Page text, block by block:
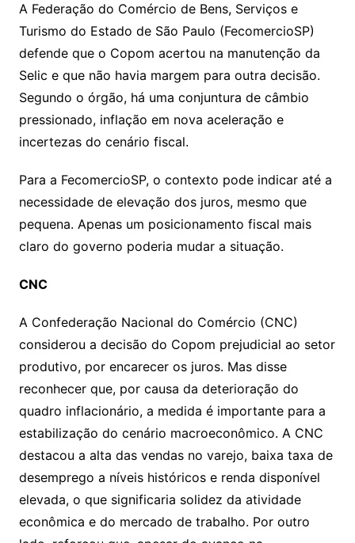
A Federação do Comércio de Bens, Serviços e
Turismo do Estado de São Paulo (FecomercioSP)
defende que o Copom acertou na manutenção da
Selic e que não havia margem para outra decisão.
Segundo o órgão, há uma conjuntura de câmbio
pressionado, inflação em nova aceleração e
incertezas do cenário fiscal.
Para a FecomercioSP, o contexto pode indicar até a
necessidade de elevação dos juros, mesmo que
pequena. Apenas um posicionamento fiscal mais
claro do governo poderia mudar a situação.
CNC
A Confederação Nacional do Comércio (CNC)
considerou a decisão do Copom prejudicial ao setor
produtivo, por encarecer os juros. Mas disse
reconhecer que, por causa da deterioração do
quadro inflacionário, a medida é importante para a
estabilização do cenário macroeconômico. A CNC
destacou a alta das vendas no varejo, baixa taxa de
desemprego a níveis históricos e renda disponível
elevada, o que significaria solidez da atividade
econômica e do mercado de trabalho. Por outro